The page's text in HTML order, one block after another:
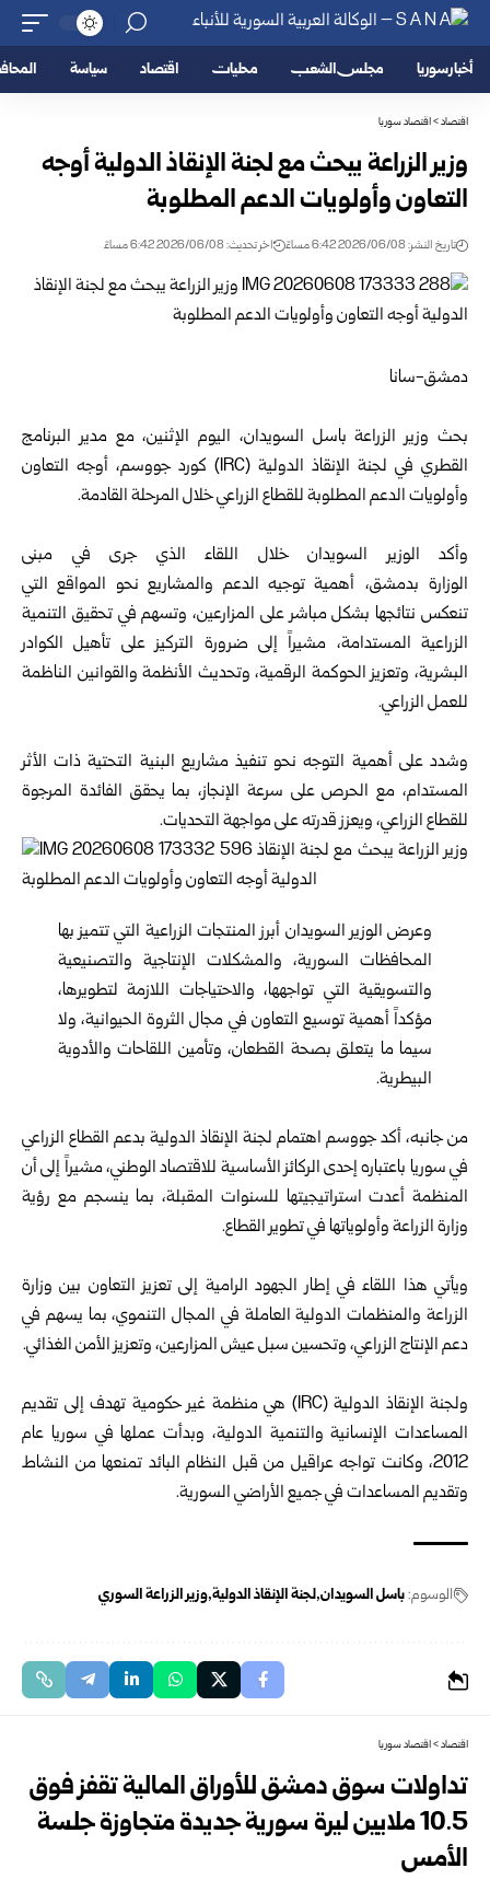
أخبار سوريا مجلس الشعب محليات اقتصاد سياسة
اقتصاد>اقتصاد سوريا
وزير الزراعة يبحث مع لجنة الإنقاذ الدولية أوجه
التعاون وأولويات الدعم المطلوبة
تاريخ النشر: 2026/06/08 6:42 مساءً اخر تحديث: 2026/06/08 6:42 مساءً
دمشق-سانا
بحث وزير الزراعةباسل السويدان، اليوم الإثنين، مع مدير البرنامج
القطري في لجنة الإنقاذ الدولية
(IRC) كورد جووسم، أوجه التعاون
وأولويات الدعم المطلوبة للقطاع الزراعي خلال المرحلة القادمة.
وأكد الوزير السويدان خلال اللقاء الذي جرى في مبنى
الوزارة بدمشق، أهمية توجيه الدعم والمشاريع نحو المواقع التي
تنعكس نتائجها بشكل مباشر على المزارعين، وتسهم في تحقيق التنمية
الزراعية المستدامة، مشيراً إلى ضرورة التركيز على تأهيل الكوادر
البشرية، وتعزيز الحوكمة الرقمية، وتحديث الأنظمة والقوانين الناظمة
للعمل الزراعي.
وشدد على أهمية التوجه نحو تنفيذ مشاريع البنية التحتية ذات الأثر
المستدام، مع الحرص على سرعة الإنجاز، بما يحقق الفائدة المرجوة
للقطاع الزراعي، ويعزز قدرته على مواجهة التحديات.
وعرض الوزير السويدان أبرز المنتجات الزراعية التي تتميز بها
المحافظات السورية، والمشكلات الإنتاجية والتصنيعية
والتسويقية التي تواجهها، والاحتياجات اللازمة لتطويرها،
مؤكداً أهمية توسيع التعاون في مجال الثروة الحيوانية، ولا
سيما ما يتعلق بصحة القطعان، وتأمين اللقاحات والأدوية
البيطرية.
من جانبه، أكد جووسم اهتمام لجنة الإنقاذ الدولية بدعم القطاع الزراعي
في سوريا باعتباره إحدى الركائز الأساسية للاقتصاد الوطني، مشيراً إلى أن
المنظمة أعدت استراتيجيتها للسنوات المقبلة، بما ينسجم مع رؤية
وزارة الزراعة وأولوياتها في تطوير القطاع.
ويأتي هذا اللقاء في إطار الجهود الرامية إلى تعزيز التعاون بين وزارة
الزراعة والمنظمات الدولية العاملة في المجال التنموي، بما يسهم في
دعم الإنتاج الزراعي، وتحسين سبل عيش المزارعين، وتعزيز الأمن الغذائي.
ولجنة الإنقاذ الدولية (IRC) هي منظمة غير حكومية تهدف إلى تقديم
المساعدات الإنسانية والتنمية الدولية، وبدأت عملها في سوريا عام
2012، وكانت تواجه عراقيل من قبل النظام البائد ‏تمنعها من النشاط
وتقديم المساعدات في جميع الأراضي السورية.
الوسوم:باسل السويدان لجنة الإنقاذ الدولية وزير الزراعة السوري
اقتصاد>اقتصاد سوريا
تداولات سوق دمشق للأوراق المالية تقفز فوق
10.5 ملايين ليرة سورية جديدة متجاوزة جلسة
الأمس